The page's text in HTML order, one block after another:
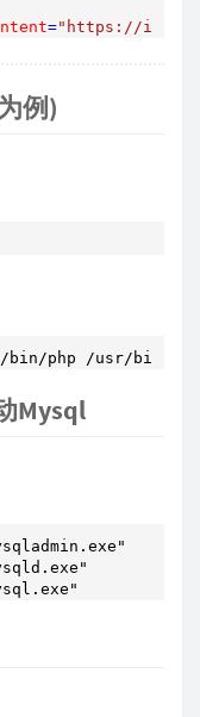
="https://
例)
php /usr/bin/php
Mysql